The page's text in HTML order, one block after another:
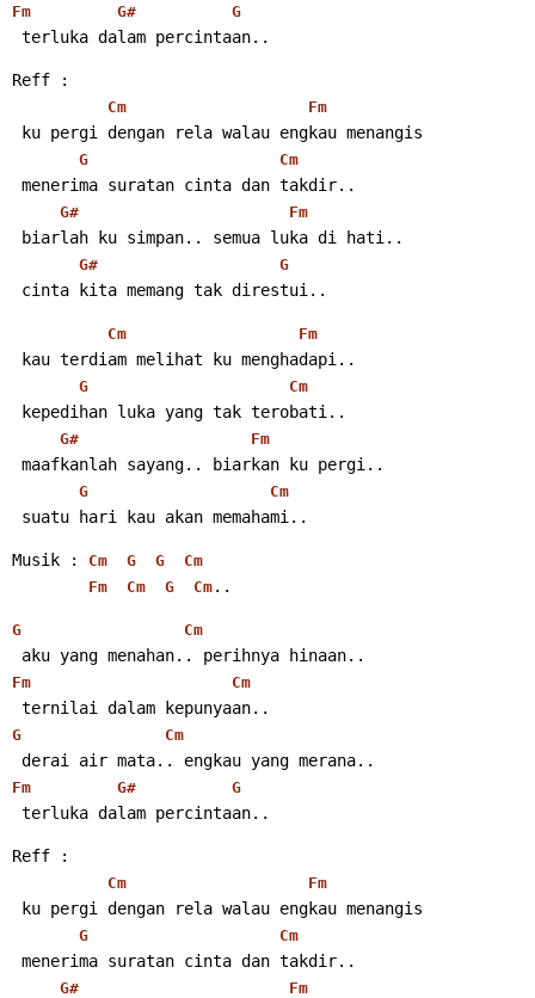
Fm G# G
terluka dalam percintaan..
Reff :
Cm Fm
ku pergi dengan rela walau engkau menangis
G Cm
menerima suratan cinta dan takdir..
G# Fm
biarlah ku simpan.. semua luka di hati..
G# G
cinta kita memang tak direstui..
Cm Fm
kau terdiam melihat ku menghadapi..
G Cm
kepedihan luka yang tak terobati..
G# Fm
maafkanlah sayang.. biarkan ku pergi..
G Cm
suatu hari kau akan memahami..
Musik : Cm G G
Cm
Fm
Cm G Cm ..
G Cm
aku yang menahan.. perihnya hinaan..
Fm Cm
ternilai dalam kepunyaan..
G Cm
derai air mata.. engkau yang merana..
Fm G# G
terluka dalam percintaan..
Reff :
Cm Fm
ku pergi dengan rela walau engkau menangis
G Cm
menerima suratan cinta dan takdir..
G# Fm